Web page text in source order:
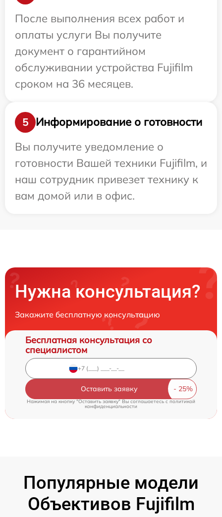
После выполнения всех работ и
оплаты услуги Вы получите
документ о гарантийном
обслуживании устройства Fujifilm
сроком на 36 месяцев.
5
Информирование о готовности
Вы получите уведомление о
готовности Вашей техники Fujifilm, и
наш сотрудник привезет технику к
вам домой или в офис.
Нужна консультация?
Закажите бесплатную консультацию
Бесплатная консультация со
специалистом
Оставить заявку
Нажимая на кнопку "Оставить заявку" Вы соглашаетесь cполитикой
конфиденциальности
Популярные модели
Объективов Fujifilm